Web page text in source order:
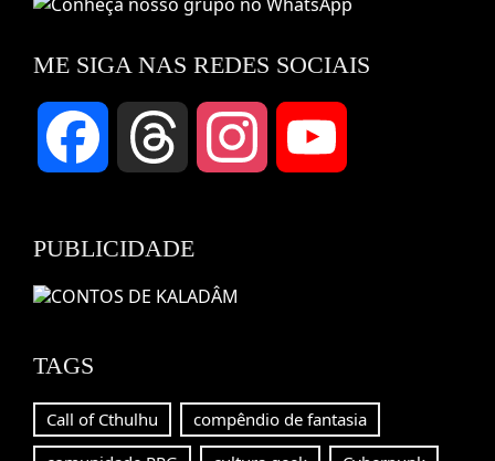
ME SIGA NAS REDES SOCIAIS
Facebook Threads Instagram
PUBLICIDADE
TAGS
Call of Cthulhu
compêndio de fantasia